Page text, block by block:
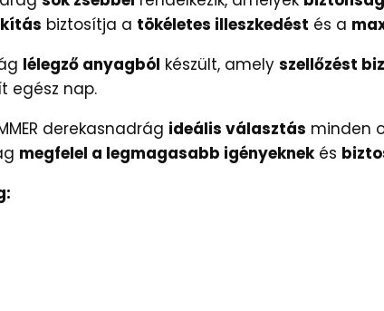
biztosítja a tökéletes illeszkedést és a
lélegző anyagból készült, amely szellőzést
egész nap.
derekasnadrág ideális választás minden
megfelel a legmagasabb igényeknekés